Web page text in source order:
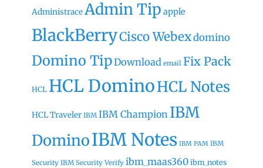
AdministraceAdmin Tip apple
BlackBerryCisco Webexdomino
Domino TipDownload email Fix Pack
HCL HCL DominoHCL Notes
HCL Traveler IBM IBM Champion IBM
DominoIBM Notes IBM PAM IBM
Security IBM Security Verify ibm_maas360ibm_notes